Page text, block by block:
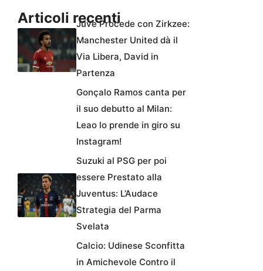
Articoli recentiJuve Procede con Zirkzee:
Manchester United dà il
Via Libera, David in
Partenza
Gonçalo Ramos canta per
il suo debutto al Milan:
Leao lo prende in giro su
Instagram!
Suzuki al PSG per poi
essere Prestato alla
Juventus: L’Audace
Strategia del Parma
Svelata
Calcio: Udinese Sconfitta
in Amichevole Contro il